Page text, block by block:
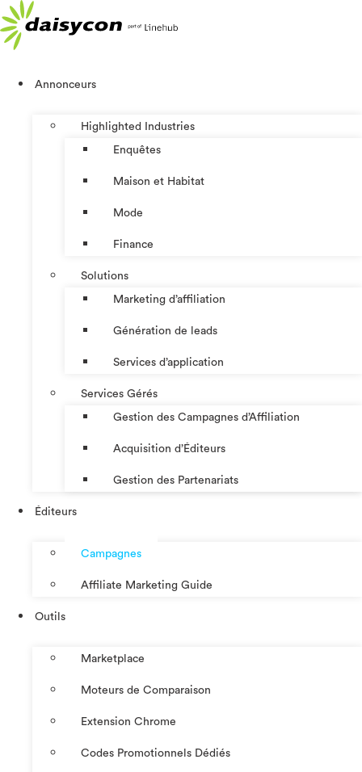
Aller
au
contenu
Annonceurs
Highlighted Industries
Enquêtes
Maison et Habitat
Mode
Finance
Solutions
Marketing d’affiliation
Génération de leads
Services d’application
Services Gérés
Gestion des Campagnes d’Affiliation​
Acquisition d’Éditeurs
Gestion des Partenariats
Éditeurs
Campagnes
Affiliate Marketing Guide
Outils
Marketplace
Moteurs de Comparaison
Extension Chrome
Codes Promotionnels Dédiés